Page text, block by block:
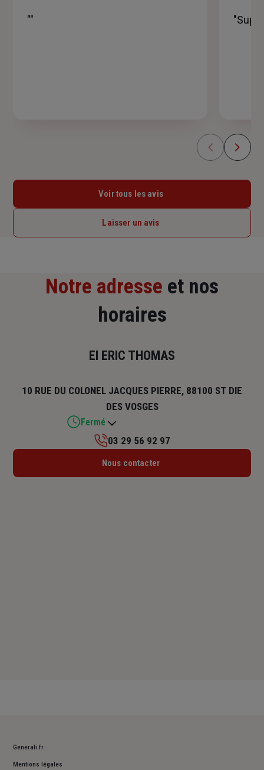
""
Voir tous les avis
Laisser un avis
Notre adresse et nos
horaires
EI ERIC THOMAS
10 RUE DU COLONEL JACQUES PIERRE, 88100 ST DIE
DES VOSGES
Fermé
Lundi : 09h – 12h / 14h – 17h
03 29 56 92 97
Nous contacter
Generali.fr
Mentions légales